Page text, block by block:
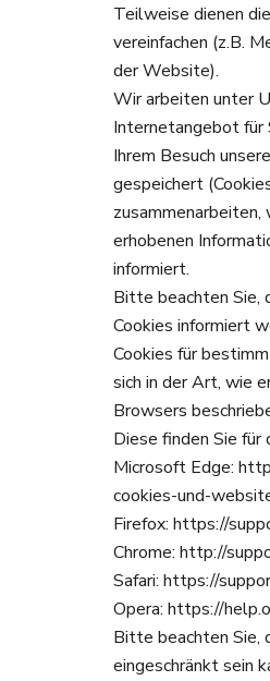
Teilweise dienen
vereinfachen (z.B.
der Website).
Wir arbeiten unter
Internetangebot für
Ihrem Besuch
gespeichert
erhobenen
informiert.
Bitte beachten Sie,
Cookies informiert
Cookies für
sich in der Art, wie
Browsers
Diese finden Sie
Microsoft Edge:
cookies-und-
Firefox: https://
Chrome: http://
Safari: https://
Opera: https://
Bitte beachten Sie,
eingeschränkt sein